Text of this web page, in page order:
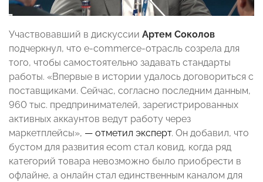
Участвовавший в дискуссии Артем Соколов
подчеркнул, что e-commerce-отрасль созрела для
того, чтобы самостоятельно задавать стандарты
работы. «Впервые в истории удалось договориться с
поставщиками. Сейчас, согласно последним данным,
960 тыс. предпринимателей, зарегистрированных
активных аккаунтов ведут работу через
маркетплейсы», — отметил эксперт. Он добавил, что
бустом для развития ecom стал ковид, когда ряд
категорий товара невозможно было приобрести в
офлайне, а онлайн стал единственным каналом для